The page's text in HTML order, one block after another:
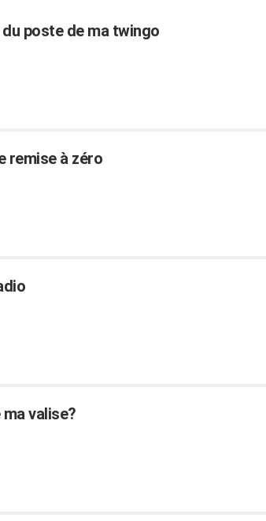
poste de ma twingo
remise à zéro
valise?